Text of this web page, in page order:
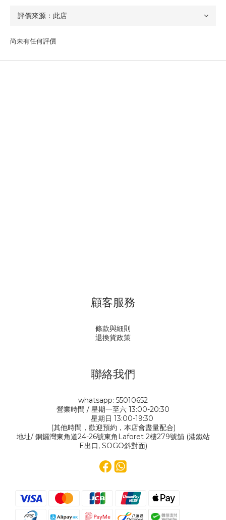
尚未有任何評價
顧客服務
條款與細則
退換貨政策
聯絡我們
whatsapp: 55010652
營業時間 / 星期一至六 13:00-20:30
星期日 13:00-19:30
(其他時間，歡迎預約，本店會盡量配合)
地址/ 銅鑼灣東角道24-26號東角Laforet 2樓279號舖 (港鐵站
E出口, SOGO斜對面)